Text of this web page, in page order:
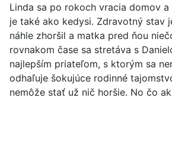
Linda sa po rokoch vracia domov
je také ako kedysi. Zdravotný stav
náhle zhoršil a matka pred ňou
rovnakom čase sa stretáva s
najlepším priateľom, s ktorým sa
odhaľuje šokujúce rodinné
nemôže stať už nič horšie. No čo